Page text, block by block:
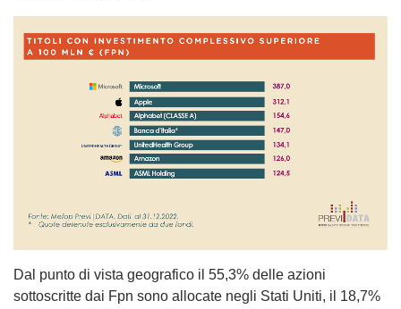
Dal punto di vista geografico il 55,3% delle azioni
sottoscritte dai Fpn sono allocate negli Stati Uniti, il 18,7%